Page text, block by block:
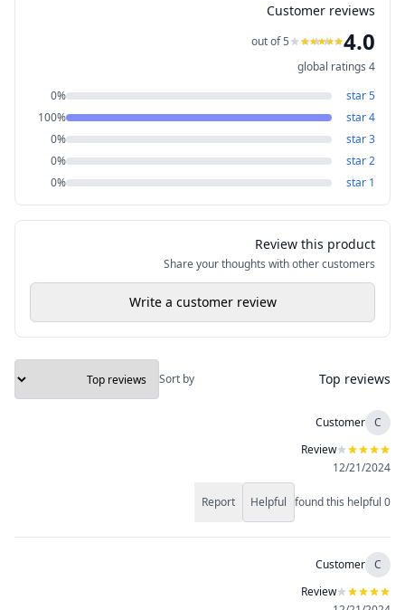
Customer reviews
4.0
out of 5
4
global ratings
5
star
0%
4
star
100%
3
star
0%
2
star
0%
1
star
0%
Review this product
Share your thoughts with other customers
Write a customer review
Top reviews
Sort by
C
Customer
Review
12/21/2024
0
found this helpful
Helpful
Report
C
Customer
Review